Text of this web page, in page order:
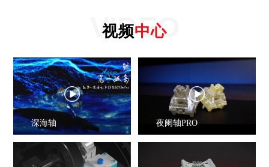
视频中心
VIDEO
深海轴 夜阑轴PRO